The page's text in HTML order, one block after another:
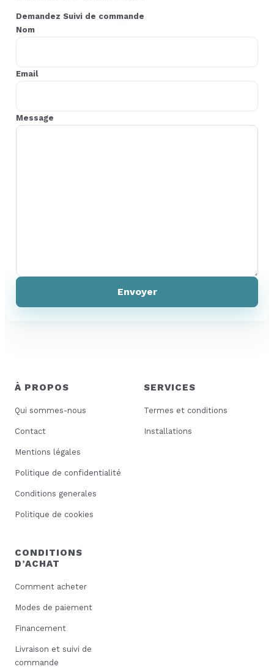
Demandez Suivi de commande
Nom
Email
Message
À PROPOS
Qui sommes-nous
Contact
Mentions légales
Politique de confidentialité
Conditions generales
Politique de cookies
SERVICES
Termes et conditions
Installations
CONDITIONS
D’ACHAT
Comment acheter
Modes de paiement
Financement
Livraison et suivi de
commande